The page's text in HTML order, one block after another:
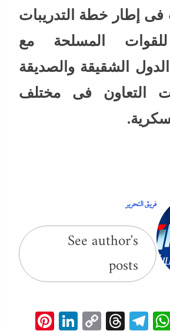
فى إطار خطة التدريبات
للقوات المسلحة مع
الشقيقة والصديقة
التعاون فى مختلف
فريق التحرير
See author's
posts
Twitter
WhatsApp
Telegram
Threads
Copy